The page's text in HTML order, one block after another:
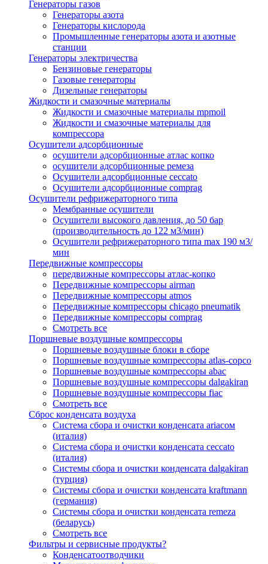
Генераторы газов
Генераторы азота
Генераторы кислорода
Промышленные генераторы азота и азотные
станции
Генераторы электричества
Бензиновые генераторы
Газовые генераторы
Дизельные генераторы
Жидкости и смазочные материалы
Жидкости и смазочные материалы mpmoil
Жидкости и смазочные материалы для
компрессора
Осушители адсорбционные
осушители адсорбционные атлас копко
осушители адсорбционные ремеза
Осушители адсорбционные ceccato
Осушители адсорбционные comprag
Осушители рефрижераторного типа
Мембранные осушители
Осушители высокого давления, до 50 бар
(производительность до 122 м3/мин)
Осушители рефрижераторного типа max 190 м3/
мин
Передвижные компрессоры
передвижные компрессоры атлас-копко
Передвижные компрессоры airman
Передвижные компрессоры atmos
Передвижные компрессоры chicago pneumatik
Передвижные компрессоры comprag
Смотреть все
Поршневые воздушные компрессоры
Поршневые воздушные блоки в сборе
Поршневые воздушные компрессоры atlas-copco
Поршневые воздушные компрессоры abac
Поршневые воздушные компрессоры dalgakiran
Поршневые воздушные компрессоры fiac
Смотреть все
Сброс конденсата воздуха
Система сбора и очистки конденсата ariacом
(италия)
Система сбора и очистки конденсата ceccato
(италия)
Системы сбора и очистки конденсата dalgakiran
(турция)
Системы сбора и очистки конденсата kraftmann
(германия)
Системы сбора и очистки конденсата remeza
(беларусь)
Смотреть все
Фильтры и сервисные продукты?
Конденсатоотводчики